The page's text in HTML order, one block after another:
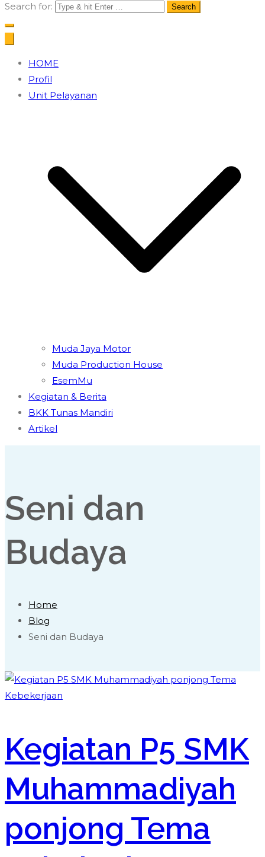
Search for:
HOME
Profil
Unit Pelayanan
Muda Jaya Motor
Muda Production House
EsemMu
Kegiatan & Berita
BKK Tunas Mandiri
Artikel
Seni dan
Budaya
Home
Blog
Seni dan Budaya
Kegiatan P5 SMK
Muhammadiyah
ponjong Tema